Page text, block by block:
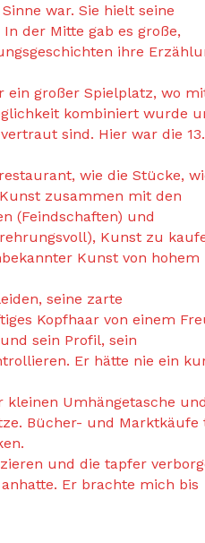
war. Sie hielt seine
der Mitte gab es große,
ihre
ein großer Spielplatz, wo
kombiniert wurde
sind. Hier war die 13.
wie die Stücke,
zusammen mit den
(Feindschaften) und
Kunst zu
Kunst von hohem
seine zarte
Kopfhaar von einem
sein Profil, sein
Er hätte nie ein
kleinen Umhängetasche und
Bücher- und Marktkäufe
und die tapfer
Er brachte mich bis